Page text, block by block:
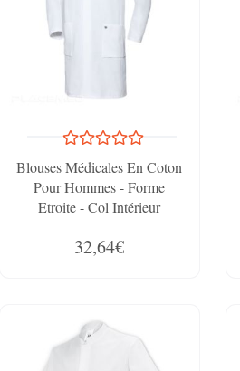
Blouses Médicales En Coton
Pour Hommes - Forme
Etroite - Col Intérieur
32,64€